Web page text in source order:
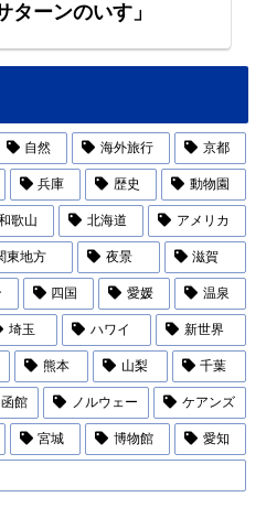
ーンのいす」
自然 海外旅行 京都
兵庫 歴史 動物園
歌山 北海道 アメリカ
東地方 夜景 滋賀
四国 愛媛 温泉
埼玉 ハワイ 新世界
熊本 山梨 千葉
函館 ノルウェー ケアンズ
宮城 博物館 愛知